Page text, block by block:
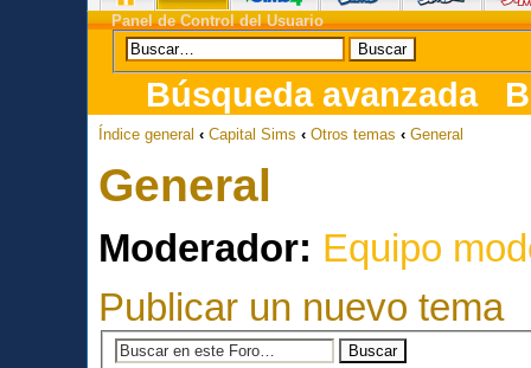
Panel de Control del Usuario
Búsqueda avanzada
Índice general ‹ Capital Sims ‹ Otros temas ‹ General
General
Moderador: Equipo
Publicar un nuevo tema